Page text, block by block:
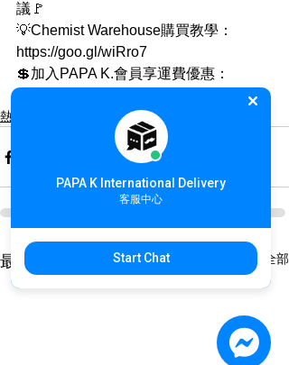
議🚩
💡Chemist Warehouse購買教學：
https://goo.gl/wiRro7
💲加入PAPA K.會員享運費優惠：
熱搜商品
最新文章 查看全部
PAPA K International Delivery
客服中心
Start Chat